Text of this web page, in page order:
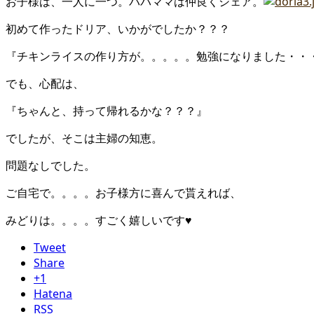
初めて作ったドリア、いかがでしたか？？？
『チキンライスの作り方が。。。。。勉強になりました・・
でも、心配は、
『ちゃんと、持って帰れるかな？？？』
でしたが、そこは主婦の知恵。
問題なしでした。
ご自宅で。。。。お子様方に喜んで貰えれば、
みどりは。。。。すごく嬉しいです♥
Tweet
Share
+1
Hatena
RSS